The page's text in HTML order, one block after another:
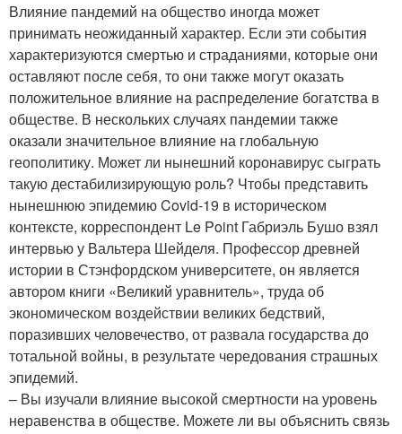
Влияние пандемий на общество иногда может
принимать неожиданный характер. Если эти события
характеризуются смертью и страданиями, которые они
оставляют после себя, то они также могут оказать
положительное влияние на распределение богатства в
обществе. В нескольких случаях пандемии также
оказали значительное влияние на глобальную
геополитику. Может ли нынешний коронавирус сыграть
такую дестабилизирующую роль? Чтобы представить
нынешнюю эпидемию Covid-19 в историческом
контексте, корреспондент Le Point Габриэль Бушо взял
интервью у Вальтера Шейделя. Профессор древней
истории в Стэнфордском университете, он является
автором книги «Великий уравнитель», труда об
экономическом воздействии великих бедствий,
поразивших человечество, от развала государства до
тотальной войны, в результате чередования страшных
эпидемий.
– Вы изучали влияние высокой смертности на уровень
неравенства в обществе. Можете ли вы объяснить связь